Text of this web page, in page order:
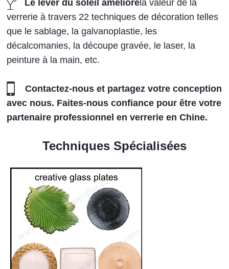
Le lever du soleil améliore la valeur de la
verrerie à travers 22 techniques de décoration telles
que le sablage, la galvanoplastie, les
décalcomanies, la découpe gravée, le laser, la
peinture à la main, etc.
Contactez-nous et partagez votre conception
avec nous. Faites-nous confiance pour être votre
partenaire professionnel en verrerie en Chine.
Techniques Spécialisées